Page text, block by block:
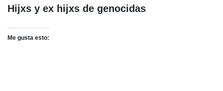
Hijxs y ex hijxs de genocidas
Me gusta esto: